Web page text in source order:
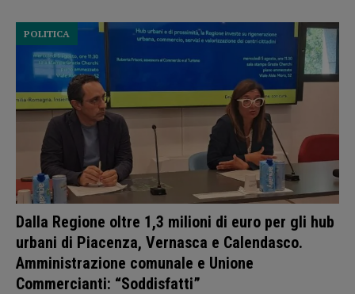
Dalla Regione oltre 1,3 milioni di euro per gli hub
urbani di Piacenza, Vernasca e Calendasco.
Amministrazione comunale e Unione
Commercianti: “Soddisfatti”
POLITICA